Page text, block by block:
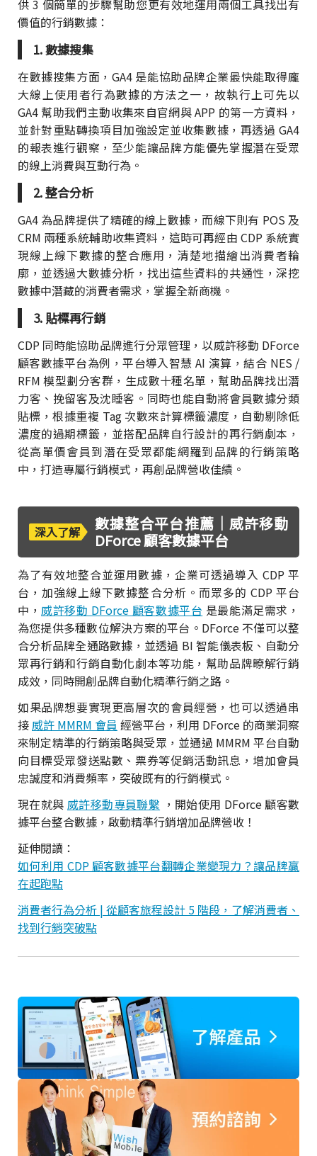
供 3 個簡單的步驟幫助您更有效地運用兩個工具找出有
價值的行銷數據：
1. 數據搜集
在數據搜集方面，GA4 是能協助品牌企業最快能取得龐
大線上使用者行為數據的方法之一，故執行上可先以
GA4 幫助我們主動收集來自官網與 APP 的第一方資料，
並針對重點轉換項目加強設定並收集數據，再透過 GA4
的報表進行觀察，至少能讓品牌方能優先掌握潛在受眾
的線上消費與互動行為。
2. 整合分析
GA4 為品牌提供了精確的線上數據，而線下則有 POS 及
CRM 兩種系統輔助收集資料，這時可再經由 CDP 系統實
現線上線下數據的整合應用，清楚地描繪出消費者輪
廓，並透過大數據分析，找出這些資料的共通性，深挖
數據中潛藏的消費者需求，掌握全新商機。
3. 貼標再行銷
CDP 同時能協助品牌進行分眾管理，以威許移動 DForce
顧客數據平台為例，平台導入智慧 AI 演算，結合 NES /
RFM 模型劃分客群，生成數十種名單，幫助品牌找出潛
力客、挽留客及沈睡客。同時也能自動將會員數據分類
貼標，根據重複 Tag 次數來計算標籤濃度，自動剔除低
濃度的過期標籤，並搭配品牌自行設計的再行銷劇本，
從高單價會員到潛在受眾都能網羅到品牌的行銷策略
中，打造專屬行銷模式，再創品牌營收佳績。
深入了解
數據整合平台推薦｜威許移動
DForce 顧客數據平台
為了有效地整合並運用數據，企業可透過導入 CDP 平
台，加強線上線下數據整合分析。而眾多的 CDP 平台
中，威許移動 DForce 顧客數據平台 是最能滿足需求，
為您提供多種數位解決方案的平台。DForce 不僅可以整
合分析品牌全通路數據，並透過 BI 智能儀表板、自動分
眾再行銷和行銷自動化劇本等功能，幫助品牌暸解行銷
成效，同時開創品牌自動化精準行銷之路。
如果品牌想要實現更高層次的會員經營，也可以透過串
接威許 MMRM 會員 經營平台，利用 DForce 的商業洞察
來制定精準的行銷策略與受眾，並通過 MMRM 平台自動
向目標受眾發送點數、票券等促銷活動訊息，增加會員
忠誠度和消費頻率，突破既有的行銷模式。
現在就與 威許移動專員聯繫 ，開始使用 DForce 顧客數
據平台整合數據，啟動精準行銷增加品牌營收！
延伸閱讀：
如何利用 CDP 顧客數據平台翻轉企業變現力？讓品牌贏
在起跑點
消費者行為分析 | 從顧客旅程設計 5 階段，了解消費者、
找到行銷突破點